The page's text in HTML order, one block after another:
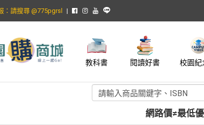
：請搜尋 @775pgrsl
教科書 閱讀好書 校園紀
網路價≠最低優